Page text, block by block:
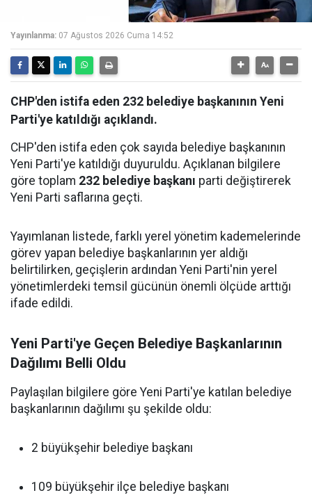
Yayınlanma: 07 Ağustos 2026 Cuma 14:52
CHP'den istifa eden 232 belediye başkanının Yeni
Parti'ye katıldığı açıklandı.
CHP'den istifa eden çok sayıda belediye başkanının
Yeni Parti'ye katıldığı duyuruldu. Açıklanan bilgilere
göre toplam 232 belediye başkanı parti değiştirerek
Yeni Parti saflarına geçti.
Yayımlanan listede, farklı yerel yönetim kademelerinde
görev yapan belediye başkanlarının yer aldığı
belirtilirken, geçişlerin ardından Yeni Parti'nin yerel
yönetimlerdeki temsil gücünün önemli ölçüde arttığı
ifade edildi.
Yeni Parti'ye Geçen Belediye Başkanlarının
Dağılımı Belli Oldu
Paylaşılan bilgilere göre Yeni Parti'ye katılan belediye
başkanlarının dağılımı şu şekilde oldu:
2 büyükşehir belediye başkanı
109 büyükşehir ilçe belediye başkanı